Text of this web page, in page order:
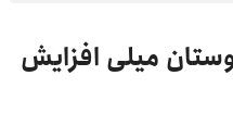
میلی افزایش